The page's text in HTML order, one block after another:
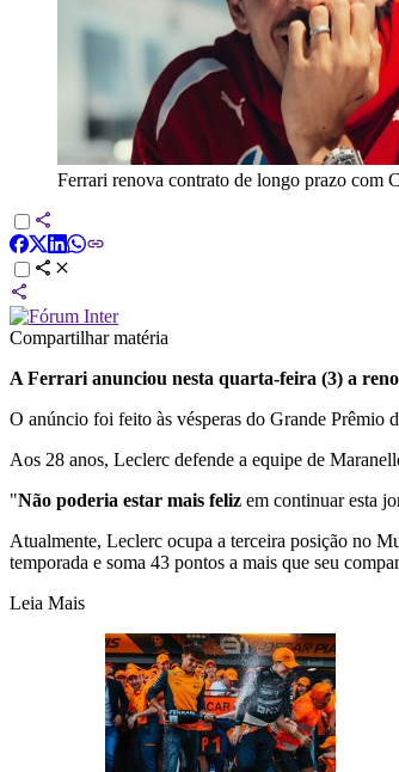
Ferrari renova contrato de longo prazo com
Compartilhar matéria
A Ferrari anunciou nesta quarta-feira (3) a
O anúncio foi feito às vésperas do Grande Prêmio
Aos 28 anos, Leclerc defende a equipe de
"Não poderia estar mais feliz em continuar esta
Atualmente, Leclerc ocupa a terceira posição no
temporada e soma 43 pontos a mais que seu
Leia Mais